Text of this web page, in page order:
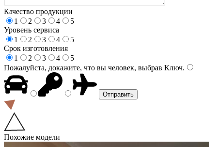
Качество продукции
1
2 3 4
5
Уровень сервиса
1
2 3 4
5
Срок изготовления
1
2 3 4
5
Пожалуйста, докажите, что вы человек, выбрав Ключ.
Похожие модели